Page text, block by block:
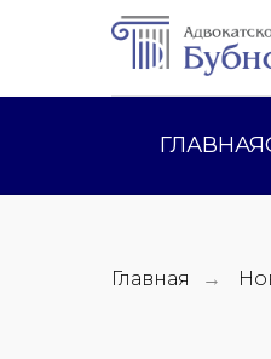
ГЛАВНАЯ
Главная →